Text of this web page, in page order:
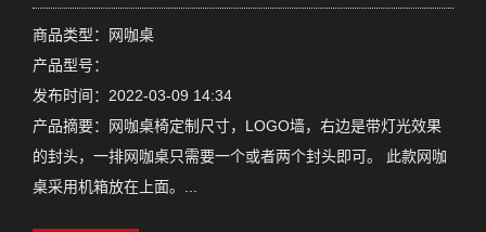
商品类型：网咖桌
产品型号：
发布时间：2022-03-09 14:34
产品摘要：网咖桌椅定制尺寸，LOGO墙，右边是带灯光效果
的封头，一排网咖桌只需要一个或者两个封头即可。 此款网咖
桌采用机箱放在上面。...